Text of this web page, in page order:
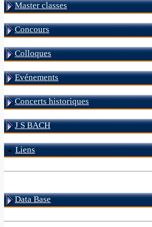
Master classes
Concours
Colloques
Evénements
Concerts historiques
J S BACH
Liens
Data Base